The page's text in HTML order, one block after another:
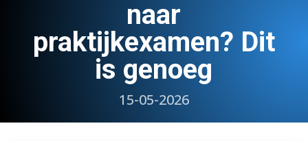
naar
praktijkexamen? Dit
is genoeg
15-05-2026